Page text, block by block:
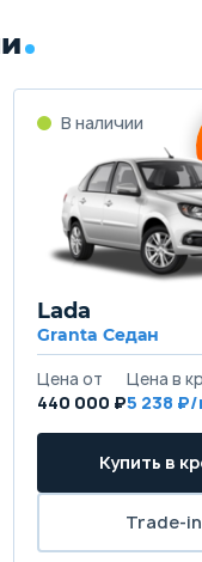
Lada
Granta Седан
440 000 ₽5 238